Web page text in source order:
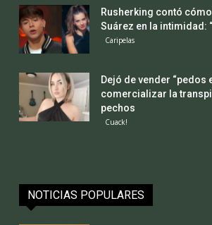
Rusherking contó
Suárez en la intimidad:
Caripelas
Dejó de vender “pedos
comercializar la
pechos
Cuack!
NOTICIAS POPULARES